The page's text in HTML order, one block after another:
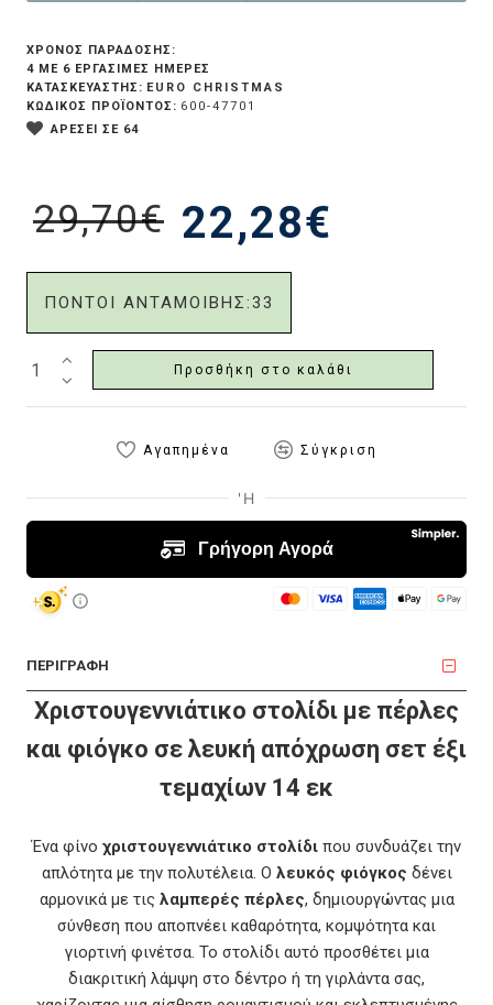
22,28€
29,70€
ΠΟΝΤΟΙ ΑΝΤΑΜΟΙΒΗΣ:33
ΧΡΟΝΟΣ ΠΑΡΑΔΟΣΗΣ:
4 ΜΕ 6 ΕΡΓΆΣΙΜΕΣ ΗΜΈΡΕΣ
ΚΑΤΑΣΚΕΥΑΣΤΗΣ: EURO CHRISTMAS
ΚΩΔΙΚΟΣ ΠΡΟΪΟΝΤΟΣ: 600-47701
ΑΡΕΣΕΙ ΣΕ 64
Προσθήκη στο καλάθι
Αγαπημένα Σύγκριση
ΠΕΡΙΓΡΑΦΗ
Χριστουγεννιάτικο στολίδι με πέρλες
και φιόγκο σε λευκή απόχρωση σετ έξι
τεμαχίων 14 εκ
Ένα φίνο χριστουγεννιάτικο στολίδι που συνδυάζει την
απλότητα με την πολυτέλεια. Ο λευκός φιόγκος δένει
αρμονικά με τις λαμπερές πέρλες, δημιουργώντας μια
σύνθεση που αποπνέει καθαρότητα, κομψότητα και
γιορτινή φινέτσα. Το στολίδι αυτό προσθέτει μια
διακριτική λάμψη στο δέντρο ή τη γιρλάντα σας,